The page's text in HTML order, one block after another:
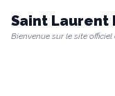
Saint Laurent
Bienvenue sur le site